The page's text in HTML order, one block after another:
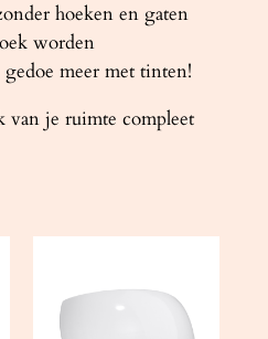
hoeken en gaten
worden
meer met tinten!
van je ruimte compleet